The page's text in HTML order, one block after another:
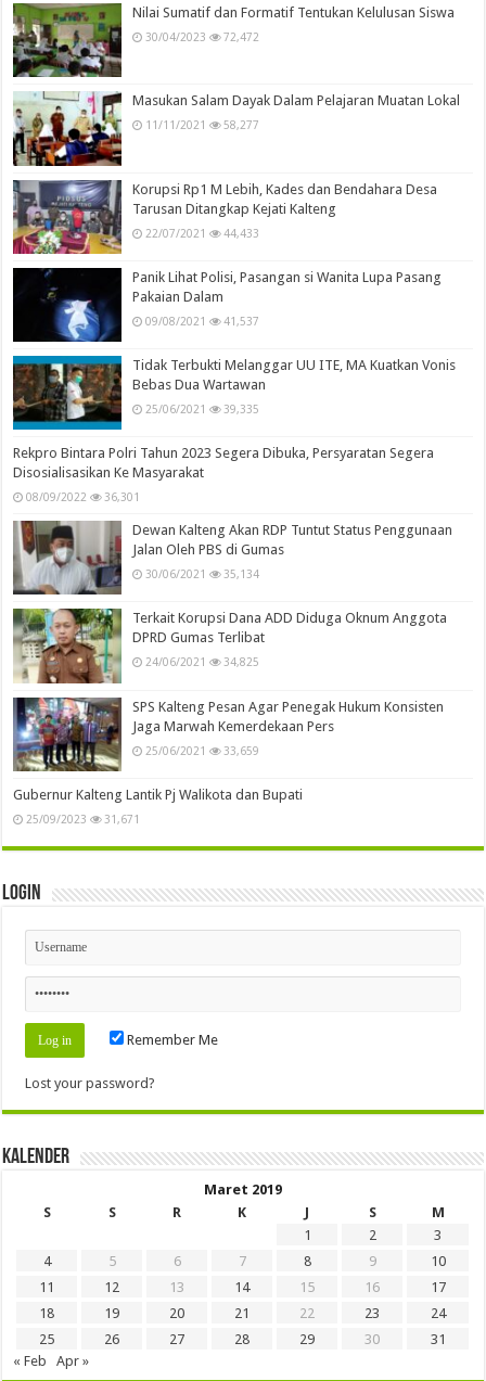
Nilai Sumatif dan Formatif Tentukan Kelulusan Siswa
30/04/2023 72,472
Masukan Salam Dayak Dalam Pelajaran Muatan Lokal
11/11/2021 58,277
Korupsi Rp1 M Lebih, Kades dan Bendahara Desa
Tarusan Ditangkap Kejati Kalteng
22/07/2021 44,433
Panik Lihat Polisi, Pasangan si Wanita Lupa Pasang
Pakaian Dalam
09/08/2021 41,537
Tidak Terbukti Melanggar UU ITE, MA Kuatkan Vonis
Bebas Dua Wartawan
25/06/2021 39,335
Rekpro Bintara Polri Tahun 2023 Segera Dibuka, Persyaratan Segera
Disosialisasikan Ke Masyarakat
08/09/2022 36,301
Dewan Kalteng Akan RDP Tuntut Status Penggunaan
Jalan Oleh PBS di Gumas
30/06/2021 35,134
Terkait Korupsi Dana ADD Diduga Oknum Anggota
DPRD Gumas Terlibat
24/06/2021 34,825
SPS Kalteng Pesan Agar Penegak Hukum Konsisten
Jaga Marwah Kemerdekaan Pers
25/06/2021 33,659
Gubernur Kalteng Lantik Pj Walikota dan Bupati
25/09/2023 31,671
Login
Remember Me
Lost your password?
Kalender
Maret 2019
S
S R K J S
M
1
2
3
4
5 6 7 8 9
10
11
12 13 14 15 16
17
18
19 20 21 22 23
24
25
26 27 28 29 30
31
« Feb
Apr »